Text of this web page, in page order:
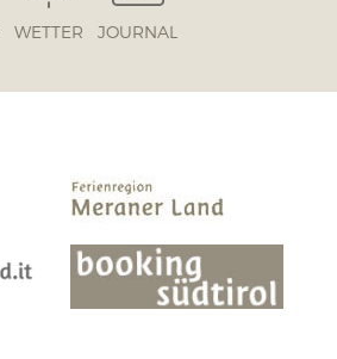
WETTER JOURNAL